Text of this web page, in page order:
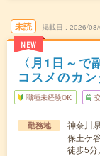
未読
NEW
掲載日 2026/
〈月1日～で
コスメのカ
職種未経験OK
勤務地 神奈川県
保土ケ
徒歩5